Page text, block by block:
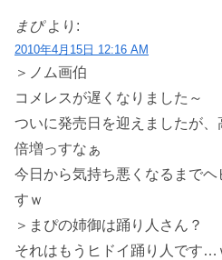
まぴ より:
2010年4月15日 12:16 AM
＞ノム画伯
コメレスが遅くなりました～
ついに発売日を迎えましたが
倍増っすなぁ
今日から気持ち悪くなるまでヘ
すｗ
＞まぴの姉御は踊り人さん？
それはもうヒドイ踊り人です…